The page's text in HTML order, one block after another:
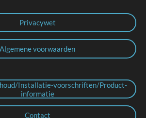
Privacywet
Algemene voorwaarden
Installatie-voorschriften/Product-
informatie
Contact